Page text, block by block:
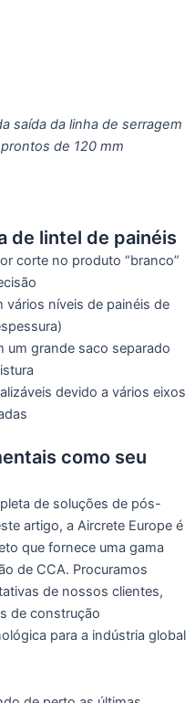
saída da linha de serragem
de 120 mm
de lintel de painéis
corte no produto “branco”
vários níveis de painéis de
um grande saco separado
​​devido a vários eixos
como seu
de soluções de pós-
artigo, a Aircrete Europe é
que fornece uma gama
de CCA. Procuramos
de nossos clientes,
de construção
para a indústria global